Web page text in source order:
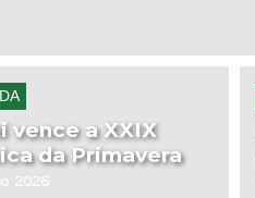
vence a XXIX
da Primavera
2026